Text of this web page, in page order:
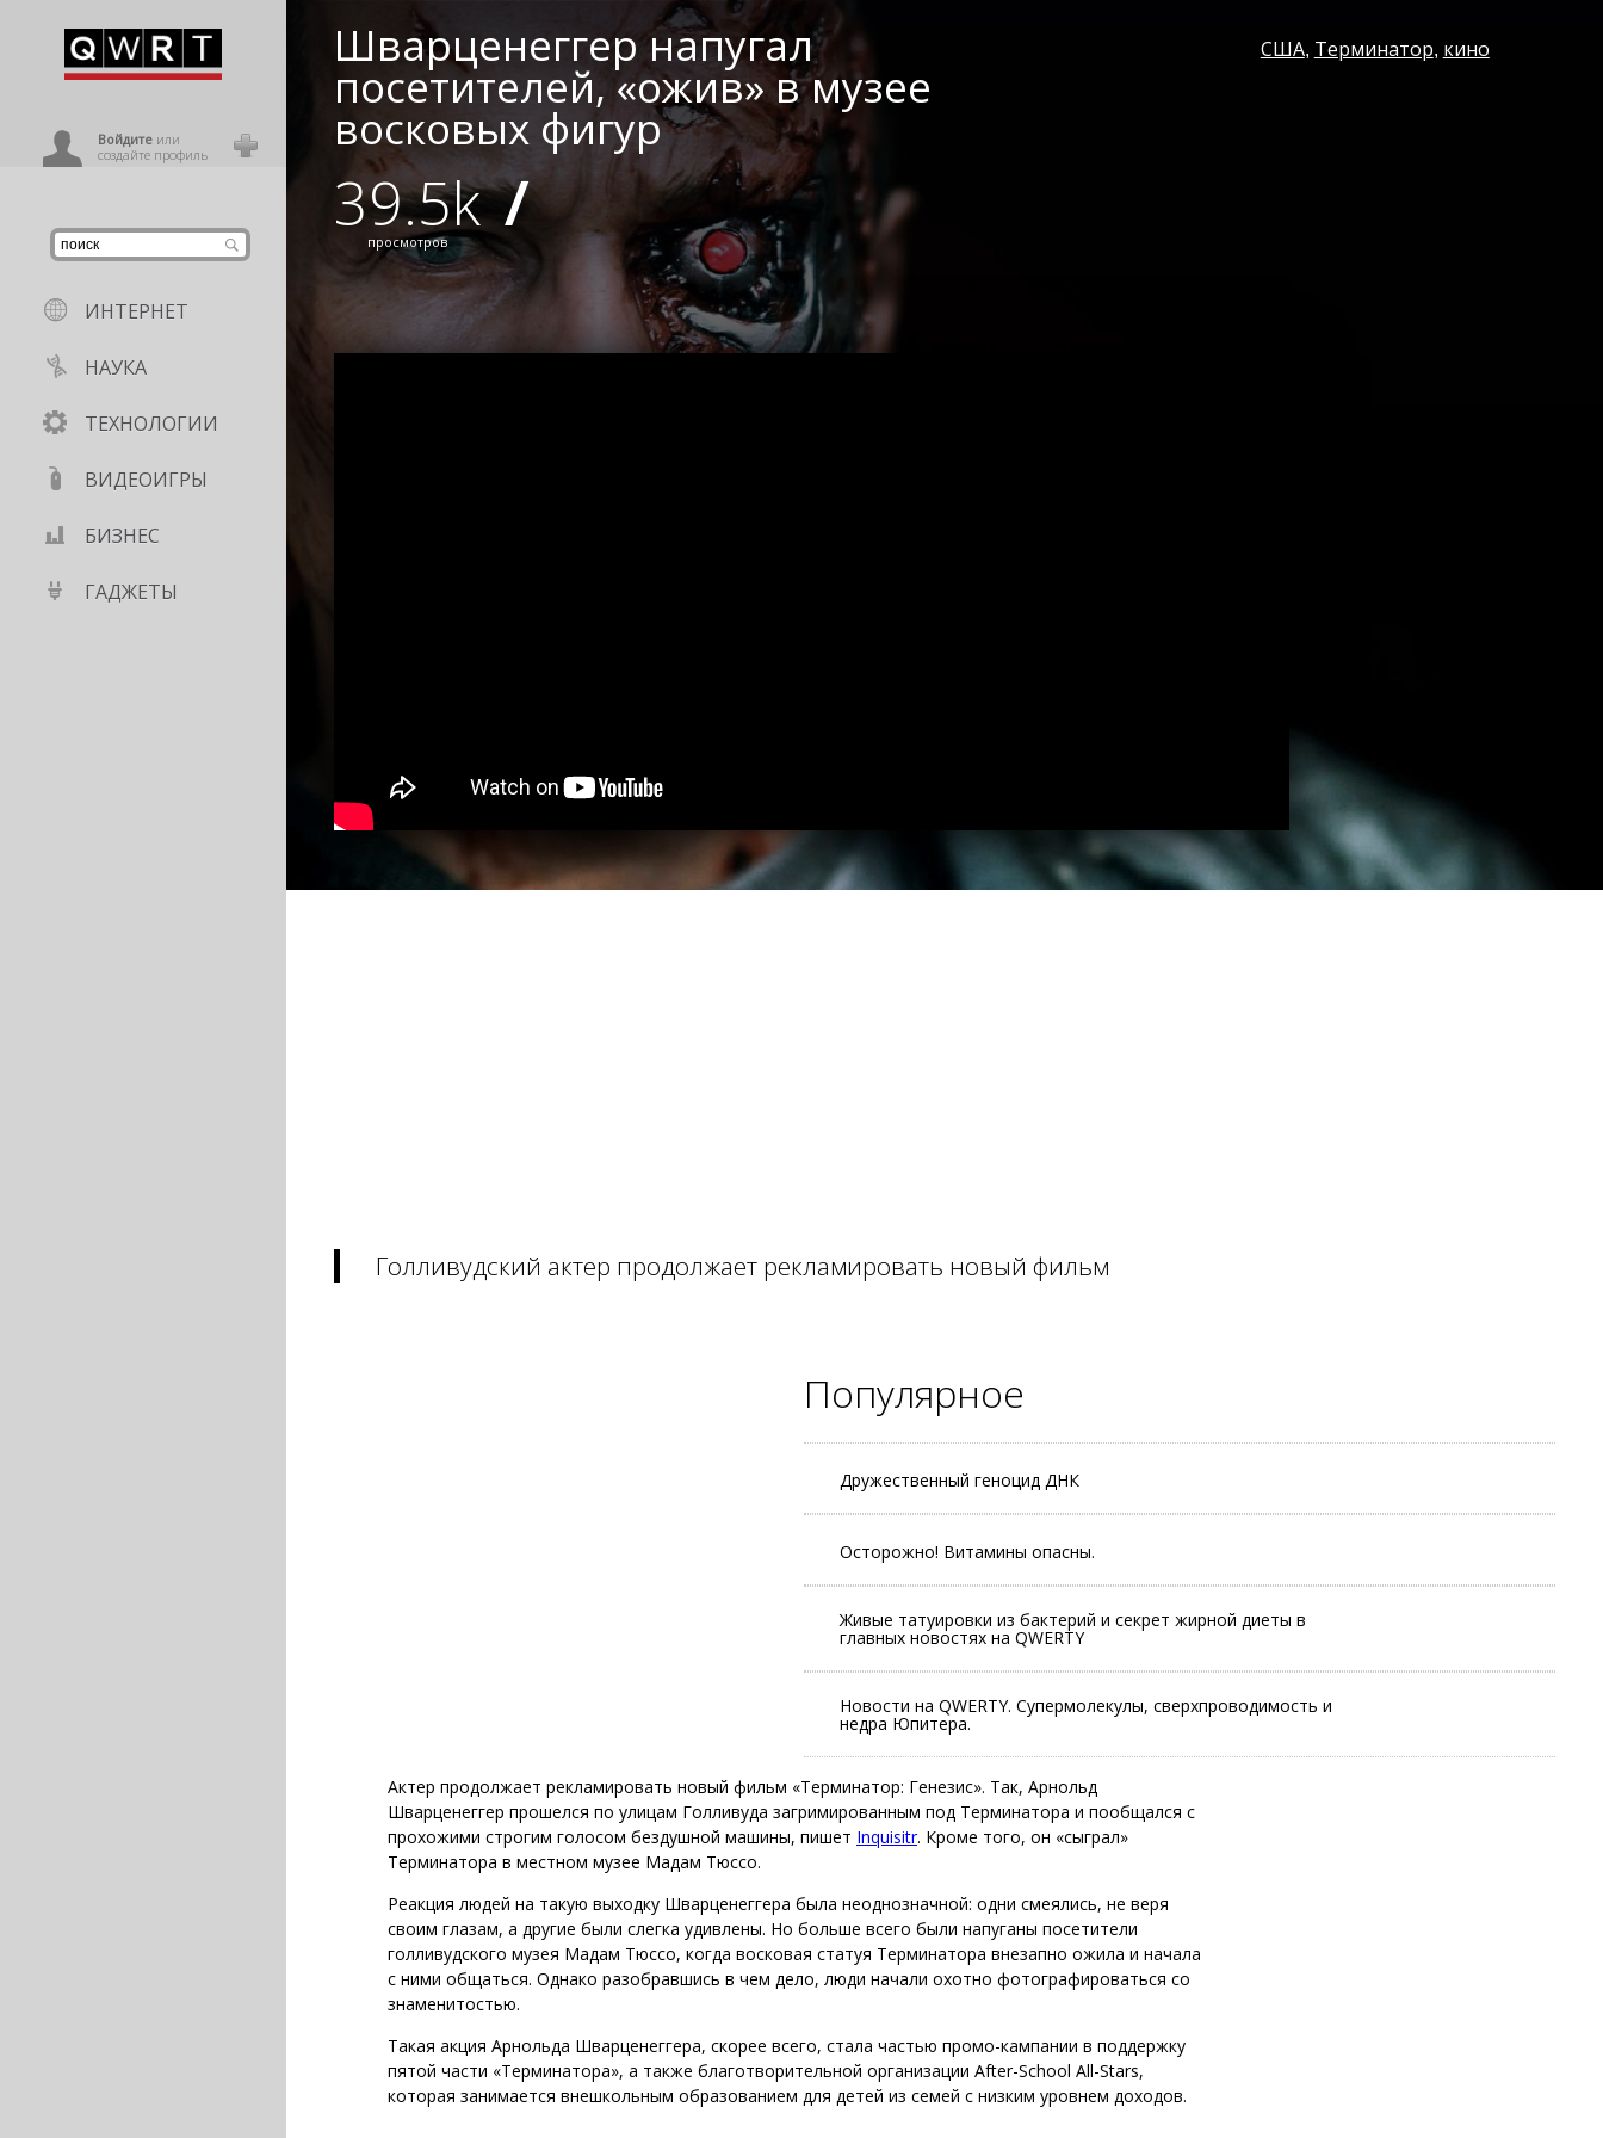
Войдитеили
создайте профиль
ИНТЕРНЕТ
НАУКА
ТЕХНОЛОГИИ
ВИДЕОИГРЫ
БИЗНЕС
ГАДЖЕТЫ
Шварценеггер напугал
посетителей, «ожив» в музее
восковых фигур
39.5k
просмотров /
США, Терминатор, кино
Голливудский актер продолжает рекламировать новый фильм
Популярное
Дружественный геноцид ДНК
Осторожно! Витамины опасны.
Живые татуировки из бактерий и секрет жирной диеты в
главных новостях на QWERTY
Новости на QWERTY. Супермолекулы, сверхпроводимость и
недра Юпитера.
Актер продолжает рекламировать новый фильм «Терминатор: Генезис». Так, Арнольд
Шварценеггер прошелся по улицам Голливуда загримированным под Терминатора и пообщался с
прохожими строгим голосом бездушной машины, пишет Inquisitr. Кроме того, он «сыграл»
Терминатора в местном музее Мадам Тюссо.
Реакция людей на такую выходку Шварценеггера была неоднозначной: одни смеялись, не веря
своим глазам, а другие были слегка удивлены. Но больше всего были напуганы посетители
голливудского музея Мадам Тюссо, когда восковая статуя Терминатора внезапно ожила и начала
с ними общаться. Однако разобравшись в чем дело, люди начали охотно фотографироваться со
знаменитостью.
Такая акция Арнольда Шварценеггера, скорее всего, стала частью промо-кампании в поддержку
пятой части «Терминатора», а также благотворительной организации After-School All-Stars,
которая занимается внешкольным образованием для детей из семей с низким уровнем доходов.